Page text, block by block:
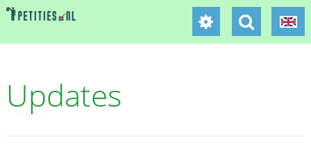
Updates